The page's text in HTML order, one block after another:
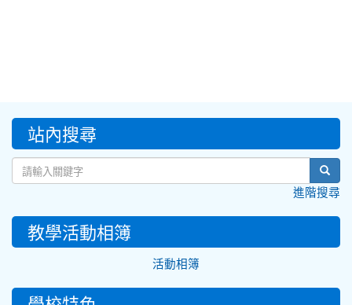
::: 站內搜尋
進階搜尋
教學活動相簿
活動相簿